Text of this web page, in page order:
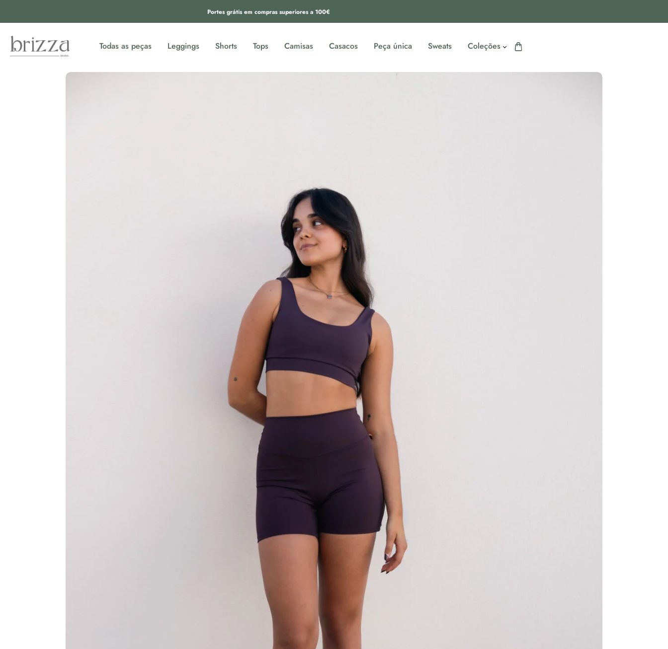
Portes grátis em compras superiores a 100€
Todas as peças Leggings Shorts Tops Camisas Casacos Peça única Sweats Coleções
Azul e Açaí